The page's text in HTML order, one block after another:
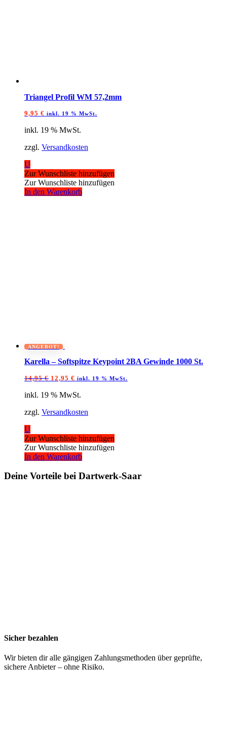
Triangel Profil WM 57,2mm
9,95 € inkl. 19 % MwSt.
inkl. 19 % MwSt.
zzgl. Versandkosten
U
Zur Wunschliste hinzufügen
Zur Wunschliste hinzufügen
In den Warenkorb
ANGEBOT!
Karella – Softspitze Keypoint 2BA Gewinde 1000 St.
14,95€ Ursprünglicher
war:
12,95 € Aktueller
ist:
inkl. 19 % MwSt.
inkl. 19 % MwSt.
zzgl. Versandkosten
U
Zur Wunschliste hinzufügen
Zur Wunschliste hinzufügen
In den Warenkorb
Deine Vorteile bei Dartwerk-Saar
Sicher bezahlen
Wir bieten dir alle gängigen Zahlungsmethoden über geprüfte,
sichere Anbieter – ohne Risiko.